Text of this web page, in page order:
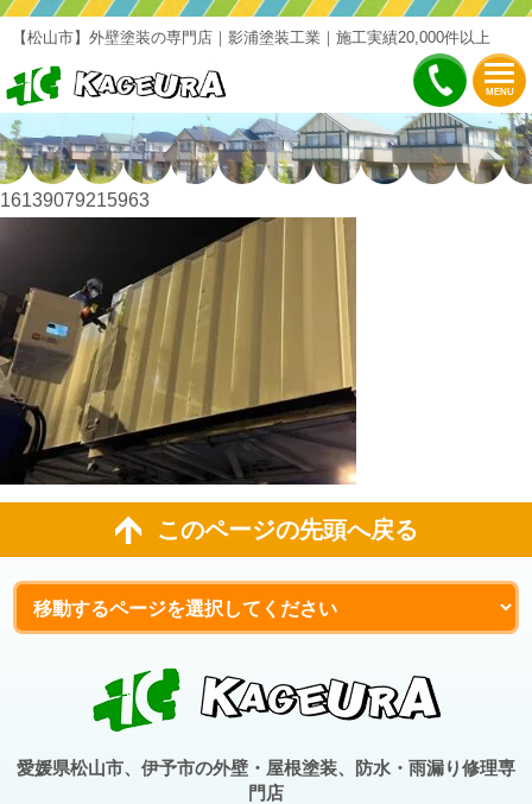
MENU
【松山市】外壁塗装の専門店｜影浦塗装工業｜施工実績20,000件以上
16139079215963
このページの先頭へ戻る
愛媛県松山市、伊予市の外壁・屋根塗装、防水・雨漏り修理専
門店